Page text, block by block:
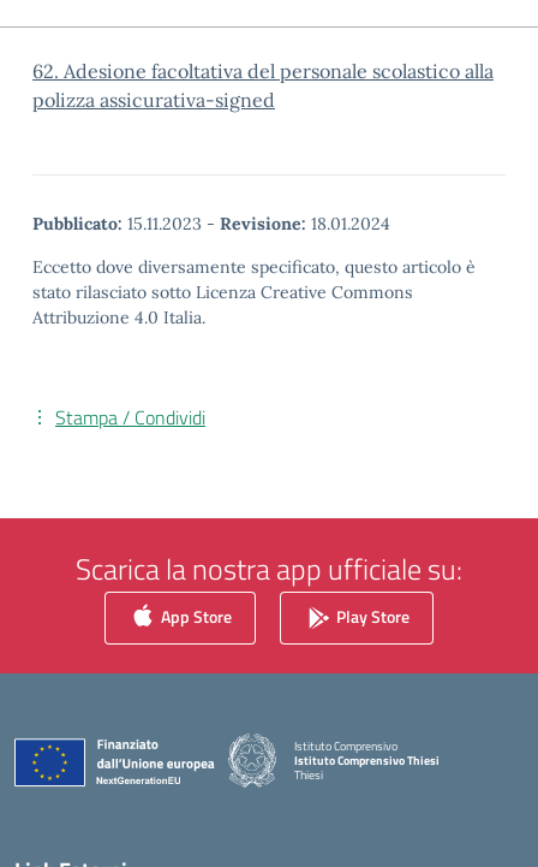
62. Adesione facoltativa del personale scolastico alla
polizza assicurativa-signed
Pubblicato: 15.11.2023 - Revisione: 18.01.2024
Eccetto dove diversamente specificato, questo articolo è
stato rilasciato sotto Licenza Creative Commons
Attribuzione 4.0 Italia.
Stampa / Condividi
Scarica la nostra app ufficiale su:
App Store Play Store
Istituto Comprensivo
Istituto Comprensivo Thiesi
Thiesi